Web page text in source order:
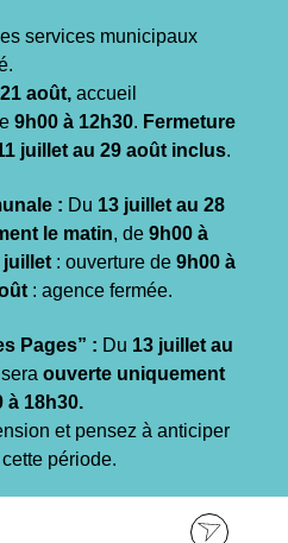
services municipaux
août, accueil
9h00 à 12h30. Fermeture
juillet au 29 août inclus.
: Du 13 juillet au 28
le matin, de 9h00 à
juillet : ouverture de 9h00 à
: agence fermée.
Pages” : Du 13 juillet au
ouverte uniquement
à 18h30.
et pensez à anticiper
période.